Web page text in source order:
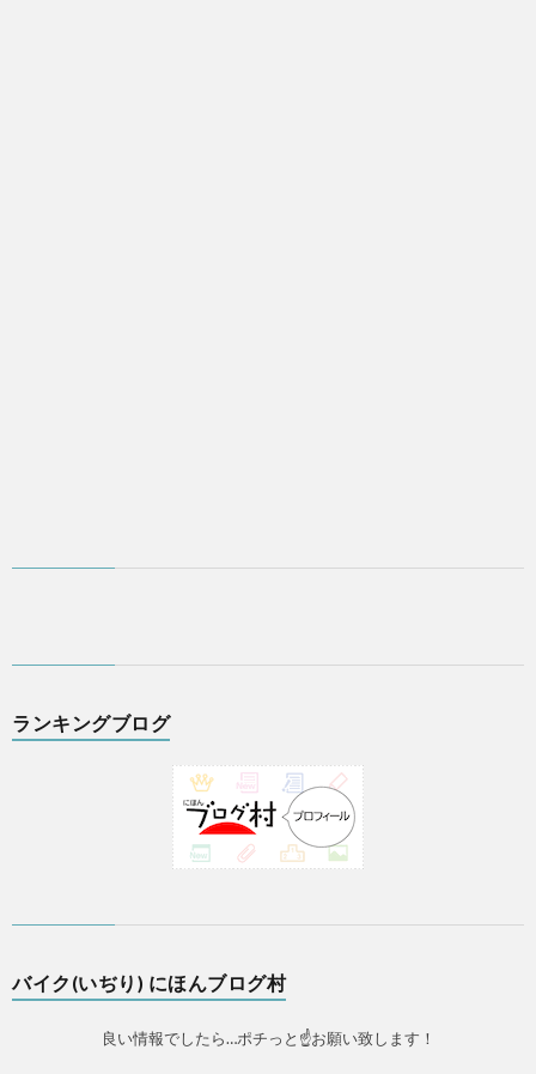
ランキングブログ
バイク(いぢり) にほんブログ村
良い情報でしたら…ポチっと☝お願い致します！